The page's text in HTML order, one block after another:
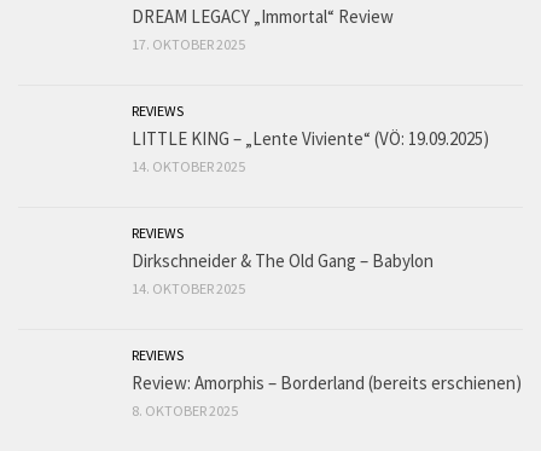
DREAM LEGACY „Immortal“ Review
17. OKTOBER 2025
REVIEWS
LITTLE KING – „Lente Viviente“ (VÖ: 19.09.2025)
14. OKTOBER 2025
REVIEWS
Dirkschneider & The Old Gang – Babylon
14. OKTOBER 2025
REVIEWS
Review: Amorphis – Borderland (bereits erschienen)
8. OKTOBER 2025